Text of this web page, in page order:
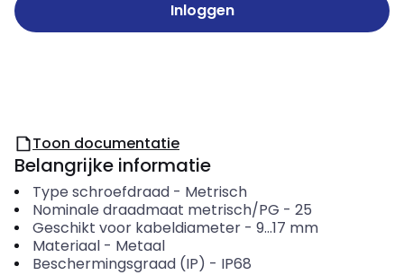
Inloggen
Toon documentatie
Belangrijke informatie
Type schroefdraad- Metrisch
Nominale draadmaat metrisch/PG - 25
Geschikt voor kabeldiameter- 9...17 mm
Materiaal- Metaal
Beschermingsgraad (IP) - IP68